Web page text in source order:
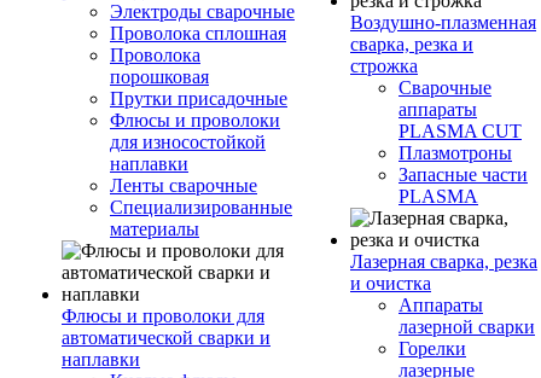
Электроды сварочные
Проволока сплошная
Проволока
порошковая
Прутки присадочные
Флюсы и проволоки
для износостойкой
наплавки
Ленты сварочные
Специализированные
материалы
Флюсы и проволоки для
автоматической сварки и
наплавки
Воздушно-плазменная
сварка, резка и
строжка
Сварочные
аппараты
PLASMA CUT
Плазмотроны
Запасные части
PLASMA
Лазерная сварка, резка
и очистка
Аппараты
лазерной сварки
Горелки
лазерные